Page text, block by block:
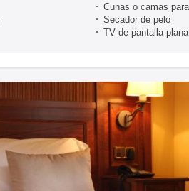
Cunas o camas
Secador de pelo
TV de pantalla plana